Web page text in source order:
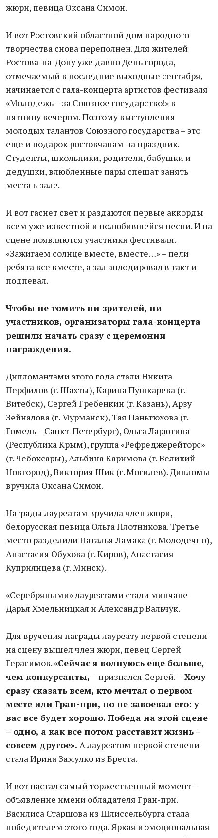
жюри, певица Оксана Симон.
И вот Ростовский областной дом народного
творчества снова переполнен. Для жителей
Ростова-на-Дону уже давно День города,
отмечаемый в последние выходные сентября,
начинается с гала-концерта артистов фестиваля
«Молодежь – за Союзное государство!» в
пятницу вечером. Поэтому выступления
молодых талантов Союзного государства – это
еще и подарок ростовчанам на праздник.
Студенты, школьники, родители, бабушки и
дедушки, влюбленные пары спешат занять
места в зале.
И вот гаснет свет и раздаются первые аккорды
всем уже известной и полюбившейся песни. И на
сцене появляются участники фестиваля.
«Зажигаем солнце вместе, вместе…» – пели
ребята все вместе, а зал аплодировал в такт и
подпевал.
Чтобы не томить ни зрителей, ни
участников, организаторы гала-концерта
решили начать сразу с церемонии
награждения.
Дипломантами этого года стали Никита
Перфилов (г. Шахты), Карина Пушкарева (г.
Витебск), Сергей Гребенкин (г. Казань), Арзу
Зейналова (г. Мурманск), Тая Паньтюхова (г.
Гомель – Санкт-Петербург), Ольга Ларютина
(Республика Крым), группа «Рефреджерейторс»
(г. Чебоксары), Альбина Каримова (г. Великий
Новгород), Виктория Шик (г. Могилев). Дипломы
вручила Оксана Симон.
Награды лауреатам вручила член жюри,
белорусская певица Ольга Плотникова. Третье
место разделили Наталья Ламака (г. Молодечно),
Анастасия Обухова (г. Киров), Анастасия
Куприянцева (г. Минск).
«Серебряными» лауреатами стали минчане
Дарья Хмельницкая и Александр Вальчук.
Для вручения награды лауреату первой степени
на сцену вышел член жюри, певец Сергей
Герасимов. «Сейчас я волнуюсь еще больше,
чем конкурсанты, – признался Сергей. – Хочу
сразу сказать всем, кто мечтал о первом
месте или Гран-при, но не завоевал его: у
вас все будет хорошо. Победа на этой сцене
– одно, а как все потом расставит жизнь –
совсем другое». А лауреатом первой степени
стала Ирина Замулко из Бреста.
И вот настал самый торжественный момент –
объявление имени обладателя Гран-при.
Василиса Старшова из Шлиссельбурга стала
победителем этого года. Яркая и эмоциональная